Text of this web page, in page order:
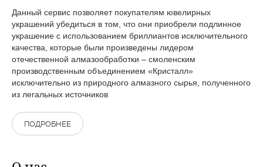
Данный сервис позволяет покупателям ювелирных
украшений убедиться в том, что они приобрели подлинное
украшение с использованием бриллиантов исключительного
качества, которые были произведены лидером
отечественной алмазообработки – смоленским
производственным объединением «Кристалл»
исключительно из природного алмазного сырья, полученного
из легальных источников
ПОДРОБНЕЕ